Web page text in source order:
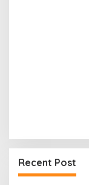
Recent Post